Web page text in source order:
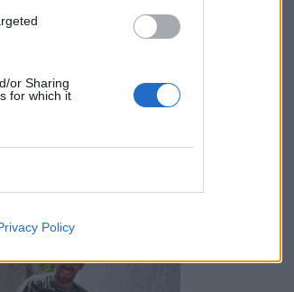
or Sharing
for which it
Policy
κατοίκου από το
δεν έχω πού να